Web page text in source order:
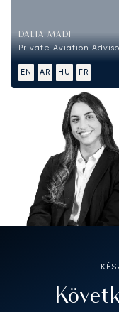
DALIA MADI
Private Aviation
EN AR HU FR